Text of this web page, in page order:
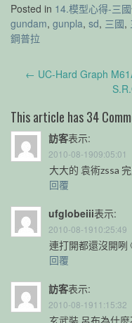
Posted in 14.模型心得-三
gundam, gunpla, sd, 三國,
鋼普拉
Post
← UC-Hard Graph
This article has 34
訪客表示:
2010-08-1909:05:01
大大的 袁術zssa
回覆
ufglobeiii表示:
2010-08-1910:25:49
連打開都還沒開咧
回覆
訪客表示:
2010-08-1911:15:32
玄武裝 呂布為什麼